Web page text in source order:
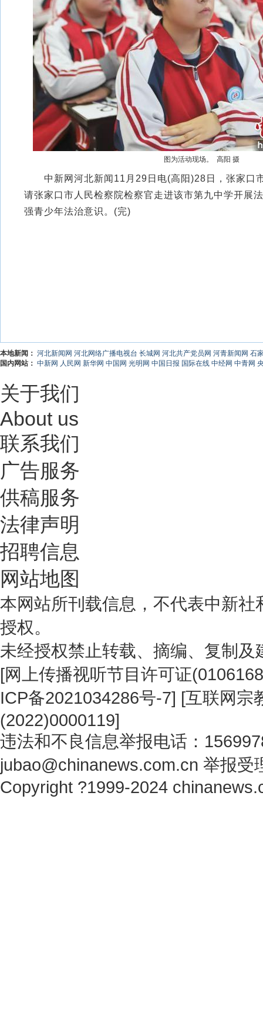
图为活动现场。 高阳 摄
中新网河北新闻11月29日电(高阳)28日，张家口
请张家口市人民检察院检察官走进该市第九中学开展
强青少年法治意识。(完)
本地新闻： 河北新闻网 河北网络广播电视台 长城网 河北共产党员网 河青新闻网 石
国内网站： 中新网 人民网 新华网 中国网 光明网 中国日报 国际在线 中经网 中青网
关于我们
About us
联系我们
广告服务
供稿服务
法律声明
招聘信息
网站地图
本网站所刊载信息，不代表中新
授权。
未经授权禁止转载、摘编、复制
[网上传播视听节目许可证
ICP备2021034286号-7] [互联网宗
(2022)0000119]
违法和不良信息举报电话：
jubao@chinanews.com.cn 举报受
Copyright ?1999-2024